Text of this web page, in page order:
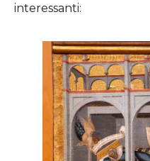
interessanti: